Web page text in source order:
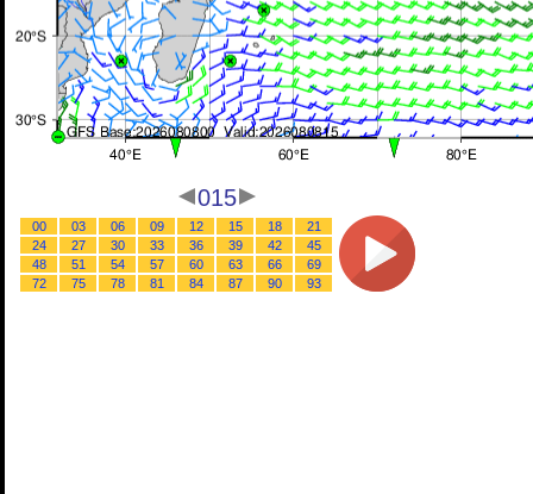
015
00 03 06 09 12 15 18
21
24
27 30 33 36 39 42
45
48
51 54 57 60 63 66
69
72
75 78 81 84 87 90 93